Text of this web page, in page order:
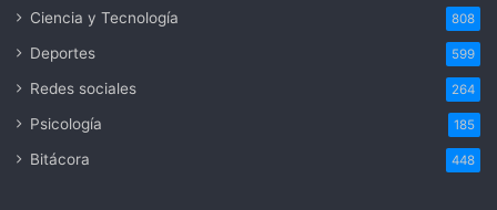
Ciencia y Tecnología 808
Deportes 599
Redes sociales 264
Psicología 185
Bitácora 448